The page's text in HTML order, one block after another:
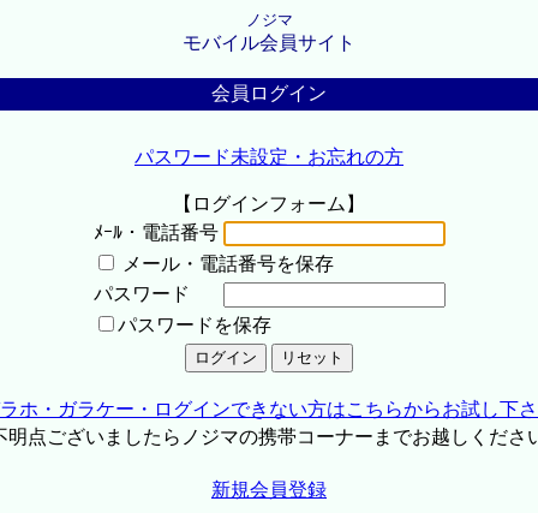
ノジマ
モバイル会員サイト
会員ログイン
パスワード未設定・お忘れの方
【ログインフォーム】
ﾒｰﾙ・電話番号
メール・電話番号を保存
パスワード
パスワードを保存
ホ・ガラケー・ログインできない方はこちらからお試し下
点ございましたらノジマの携帯コーナーまでお越しくださ
新規会員登録